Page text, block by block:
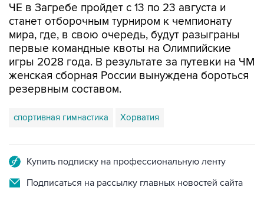
ЧЕ в Загребе пройдет с 13 по 23 августа и
станет отборочным турниром к чемпионату
мира, где, в свою очередь, будут разыграны
первые командные квоты на Олимпийские
игры 2028 года. В результате за путевки на ЧМ
женская сборная России вынуждена бороться
резервным составом.
спортивная гимнастика Хорватия
Купить подписку на профессиональную ленту
Подписаться на рассылку главных новостей сайта